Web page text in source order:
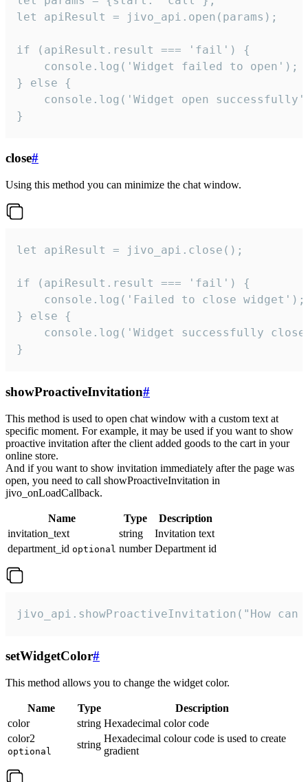
let apiResult = jivo_api.open(params);
if (apiResult.result === 'fail') {
    console.log('Widget failed to open');
} else {
console.log('Widget open
}
close#
Using this method you can minimize the chat window.
let apiResult = jivo_api.close();
if (apiResult.result === 'fail') {
    console.log('Failed to close widget');
} else {
console.log('Widget successfully
}
showProactiveInvitation#
This method is used to open chat window with a custom text at
specific moment. For example, it may be used if you want to show
proactive invitation after the client added goods to the cart in your
online store.
And if you want to show invitation immediately after the page was
open, you need to call showProactiveInvitation in
jivo_onLoadCallback.
Name Type
Description
invitation_text
string
Invitation text
department_id optional number Department id
jivo_api.showProactiveInvitation("How
setWidgetColor#
This method allows you to change the widget color.
Name Type
Description
color
string Hexadecimal color code
color2
optional
string
Hexadecimal colour code is used to create
gradient